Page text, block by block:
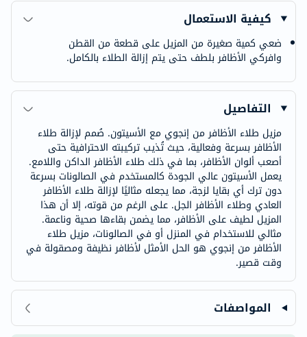
كيفية الاستعمال
ضعي كمية صغيرة من المزيل على قطعة من القطن
وافركي الأظافر بلطف حتى يتم إزالة الطلاء بالكامل.
التفاصيل
مزيل طلاء الأظافر من إنجوي مع الأسيتون. صُمم لإزالة طلاء
الأظافر بسرعة وفعالية، حيث تُذيب تركيبته الاحترافية حتى
أصعب ألوان الأظافر، بما في ذلك طلاء الأظافر الداكن واللامع.
يعمل الأسيتون عالي الجودة كالمستخدم في الصالونات بسرعة
دون ترك أي بقايا لزجة، مما يجعله مثاليًا لإزالة طلاء الأظافر
العادي وطلاء الأظافر الجل. على الرغم من قوته، إلا أن هذا
المزيل لطيف على الأظافر، مما يضمن بقاءها صحية وناعمة.
مثالي للاستخدام في المنزل أو في الصالونات، مزيل طلاء
الأظافر من إنجوي هو الحل الأمثل لأظافر نظيفة ومصقولة في
وقت قصير.
المواصفات